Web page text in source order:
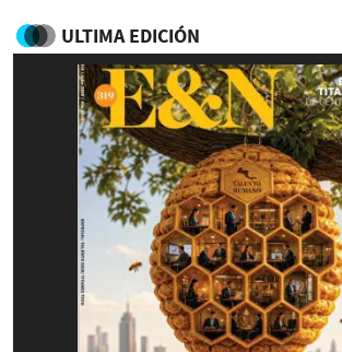
ULTIMA EDICIÓN